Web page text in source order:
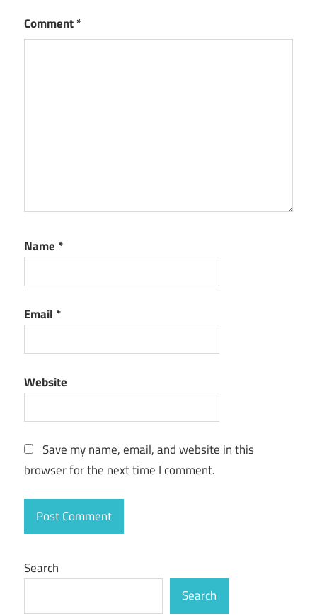
Comment*
Name *
Email *
Website
Save my name, email, and website in this
browser for the next time I comment.
Search
Search